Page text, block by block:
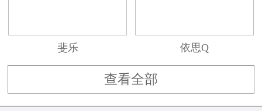
斐乐 依思Q
查看全部